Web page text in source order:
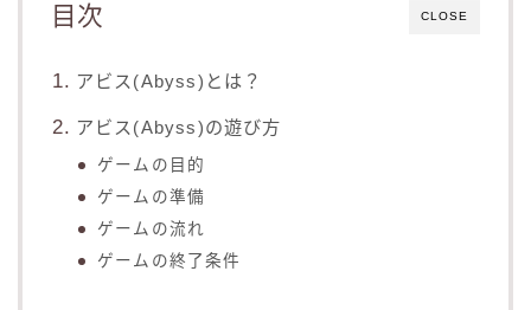
CLOSE
目次
アビス(Abyss)とは？
アビス(Abyss)の遊び方
ゲームの目的
ゲームの準備
ゲームの流れ
ゲームの終了条件